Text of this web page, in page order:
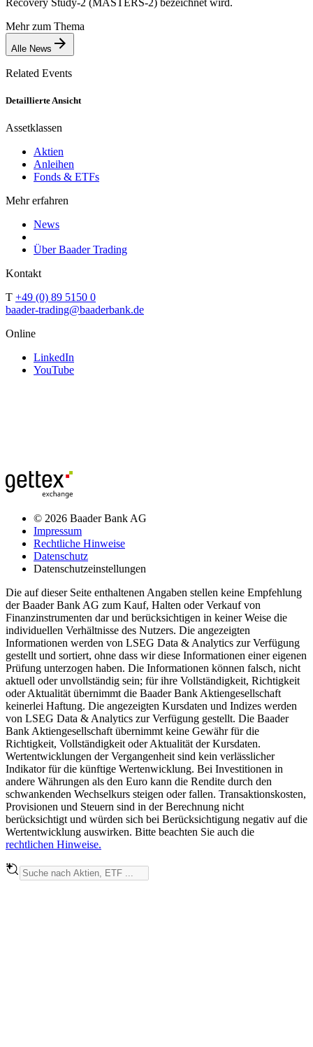
Mehr zum Thema
Alle News
Related Events
Detaillierte Ansicht
Assetklassen
Aktien
Anleihen
Fonds & ETFs
Mehr erfahren
News
Über Baader Trading
Kontakt
T +49 (0) 89 5150 0
baader-trading@baaderbank.de
Online
LinkedIn
YouTube
© 2026 Baader Bank AG
Impressum
Rechtliche Hinweise
Datenschutz
Datenschutzeinstellungen
Die auf dieser Seite enthaltenen Angaben stellen keine Empfehlung
der Baader Bank AG zum Kauf, Halten oder Verkauf von
Finanzinstrumenten dar und berücksichtigen in keiner Weise die
individuellen Verhältnisse des Nutzers. Die angezeigten
Informationen werden von LSEG Data & Analytics zur Verfügung
gestellt und sortiert, ohne dass wir diese Informationen einer eigenen
Prüfung unterzogen haben. Die Informationen können falsch, nicht
aktuell oder unvollständig sein; für ihre Vollständigkeit, Richtigkeit
oder Aktualität übernimmt die Baader Bank Aktiengesellschaft
keinerlei Haftung. Die angezeigten Kursdaten und Indizes werden
von LSEG Data & Analytics zur Verfügung gestellt. Die Baader
Bank Aktiengesellschaft übernimmt keine Gewähr für die
Richtigkeit, Vollständigkeit oder Aktualität der Kursdaten.
Wertentwicklungen der Vergangenheit sind kein verlässlicher
Indikator für die künftige Wertenwicklung. Bei Investitionen in
andere Währungen als den Euro kann die Rendite durch den
schwankenden Wechselkurs steigen oder fallen. Transaktionskosten,
Provisionen und Steuern sind in der Berechnung nicht
berücksichtigt und würden sich bei Berücksichtigung negativ auf die
Wertentwicklung auswirken. Bitte beachten Sie auch die
rechtlichen Hinweise.